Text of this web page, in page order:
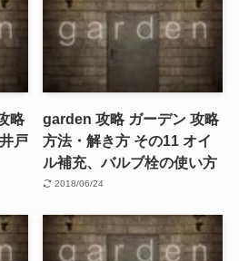
略
戸
garden 攻略 ガーデン 攻略
方法・解き方 その11 オイ
ル補充、バルブ栓の使い方
2018/06/24